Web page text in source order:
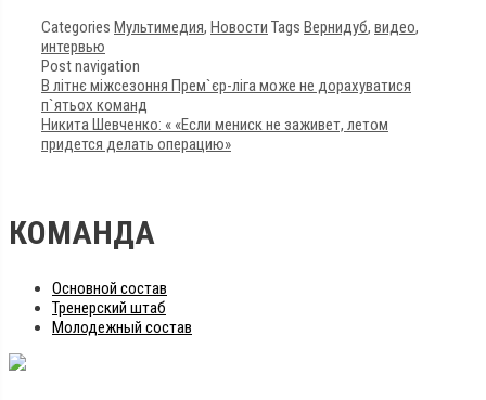
Categories Мультимедия, Новости Tags Вернидуб, видео,
интервью
Post navigation
В літнє міжсезоння Прем`єр-ліга може не дорахуватися
п`ятьох команд
Никита Шевченко: « «Если мениск не заживет, летом
придется делать операцию»
КОМАНДА
Основной состав
Тренерский штаб
Молодежный состав